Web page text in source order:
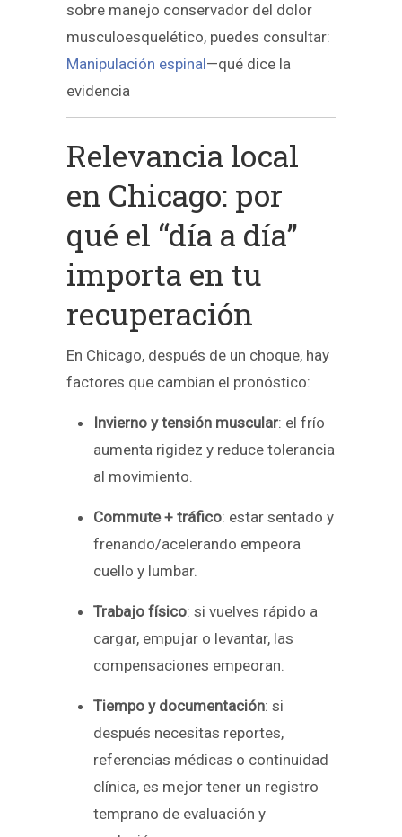
sobre manejo conservador del dolor
musculoesquelético, puedes consultar:
Manipulación espinal—qué dice la
evidencia
Relevancia local
en Chicago: por
qué el “día a día”
importa en tu
recuperación
En Chicago, después de un choque, hay
factores que cambian el pronóstico:
Invierno y tensión muscular: el frío
aumenta rigidez y reduce tolerancia
al movimiento.
Commute + tráfico: estar sentado y
frenando/acelerando empeora
cuello y lumbar.
Trabajo físico: si vuelves rápido a
cargar, empujar o levantar, las
compensaciones empeoran.
Tiempo y documentación: si
después necesitas reportes,
referencias médicas o continuidad
clínica, es mejor tener un registro
temprano de evaluación y